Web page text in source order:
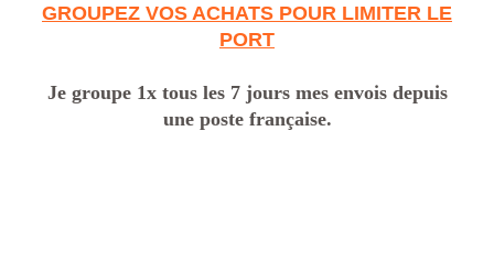
GROUPEZ VOS ACHATS POUR LIMITER LE
PORT
Je groupe 1x tous les 7 jours mes envois depuis
une poste française.